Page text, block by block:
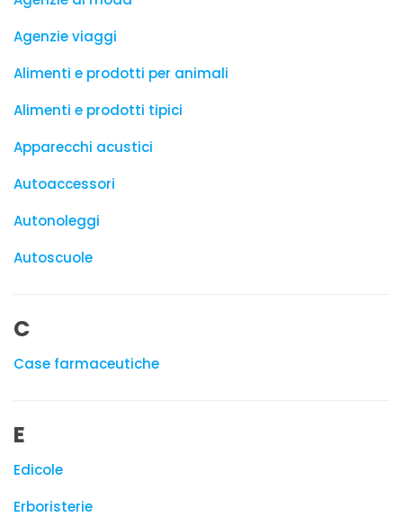
Agenzie viaggi
Alimenti e prodotti per animali
Alimenti e prodotti tipici
Apparecchi acustici
Autoaccessori
Autonoleggi
Autoscuole
C
Case farmaceutiche
E
Edicole
Erboristerie